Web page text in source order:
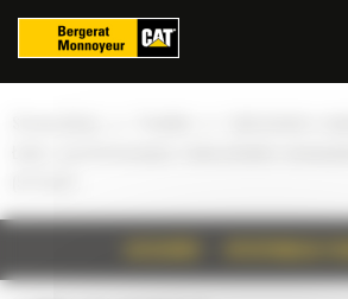
Panel zarządzania plikami cookies